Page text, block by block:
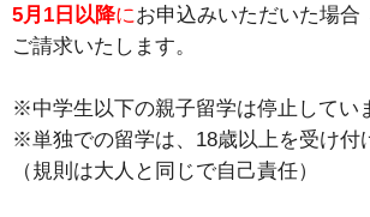
5月1日以降にお申込みいただいた場合
ご請求いたします。
※中学生以下の親子留学は停止してい
※単独での留学は、18歳以上を受け付
（規則は大人と同じで自己責任）